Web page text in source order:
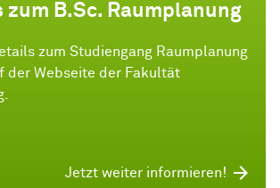
zum B.Sc. Raumplanung
zum Studiengang Raumplanung
der Webseite der Fakultät
Jetzt weiter informieren!